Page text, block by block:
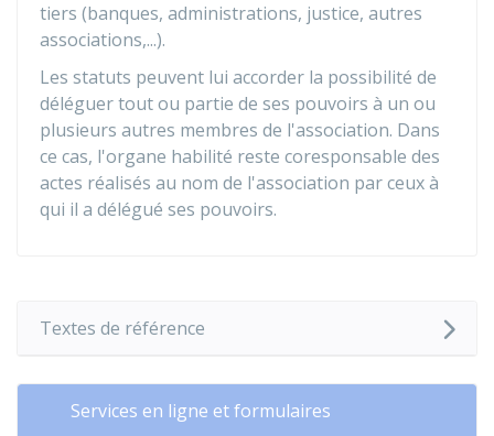
tiers (banques, administrations, justice, autres
associations,...).
Les statuts peuvent lui accorder la possibilité de
déléguer tout ou partie de ses pouvoirs à un ou
plusieurs autres membres de l'association. Dans
ce cas, l'organe habilité reste coresponsable des
actes réalisés au nom de l'association par ceux à
qui il a délégué ses pouvoirs.
Textes de référence
Services en ligne et formulaires